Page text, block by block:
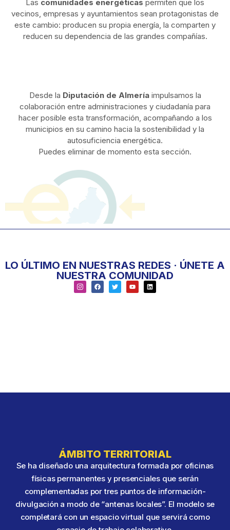
Las comunidades energéticas permiten que los
vecinos, empresas y ayuntamientos sean protagonistas de
este cambio: producen su propia energía, la comparten y
reducen su dependencia de las grandes compañías.
Desde la Diputación de Almeríaimpulsamos la
colaboración entre administraciones y ciudadanía para
hacer posible esta transformación, acompañando a los
municipios en su camino hacia la sostenibilidad y la
autosuficiencia energética.
Puedes eliminar de momento esta sección.
LO ÚLTIMO EN NUESTRAS REDES · ÚNETE A
NUESTRA COMUNIDAD
ÁMBITO TERRITORIAL
Se ha diseñado una arquitectura formada por oficinas
físicas permanentes y presenciales que serán
complementadas por tres puntos de información-
divulgación a modo de “antenas locales”. El modelo se
completará con un espacio virtual que servirá como